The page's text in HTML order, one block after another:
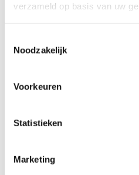
verzameld op basis van uw
Noodzakelijk
Voorkeuren
Statistieken
Marketing